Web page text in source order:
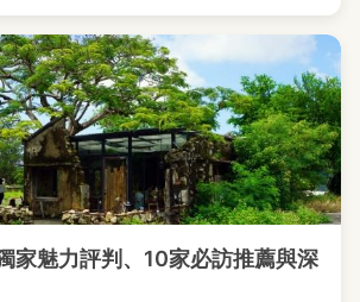
家魅力評判、10家必訪推薦與深